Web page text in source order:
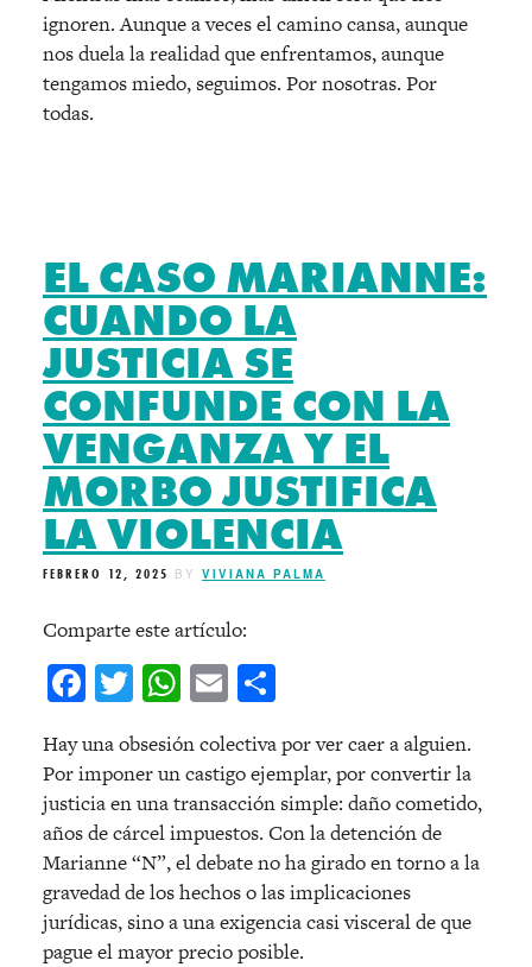
ignoren. Aunque a veces el camino cansa, aunque
nos duela la realidad que enfrentamos, aunque
tengamos miedo, seguimos. Por nosotras. Por
todas.
EL CASO MARIANNE:
CUANDO LA
JUSTICIA SE
CONFUNDE CON LA
VENGANZA Y EL
MORBO JUSTIFICA
LA VIOLENCIA
FEBRERO 12, 2025 BY VIVIANA PALMA
Comparte este artículo:
Facebook
Twitter
WhatsApp
Email
Hay una obsesión colectiva por ver caer a alguien.
Por imponer un castigo ejemplar, por convertir la
justicia en una transacción simple: daño cometido,
años de cárcel impuestos. Con la detención de
Marianne “N”, el debate no ha girado en torno a la
gravedad de los hechos o las implicaciones
jurídicas, sino a una exigencia casi visceral de que
pague el mayor precio posible.